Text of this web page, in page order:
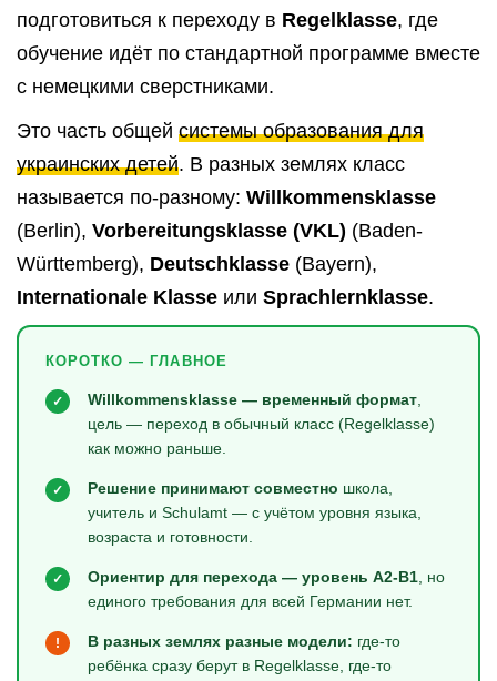
подготовиться к переходу в Regelklasse, где
обучение идёт по стандартной программе вместе
с немецкими сверстниками.
Это часть общей системы образования для
украинских детей. В разных землях класс
называется по-разному: Willkommensklasse
(Berlin), Vorbereitungsklasse (VKL) (Baden-
Württemberg), Deutschklasse (Bayern),
Internationale Klasse или Sprachlernklasse.
КОРОТКО — ГЛАВНОЕ
✓ Willkommensklasse — временный формат,
цель — переход в обычный класс (Regelklasse)
как можно раньше.
✓ Решение принимают совместно школа,
учитель и Schulamt — с учётом уровня языка,
возраста и готовности.
✓ Ориентир для перехода — уровень A2-B1, но
единого требования для всей Германии нет.
! В разных землях разные модели: где-то
ребёнка сразу берут в Regelklasse, где-то